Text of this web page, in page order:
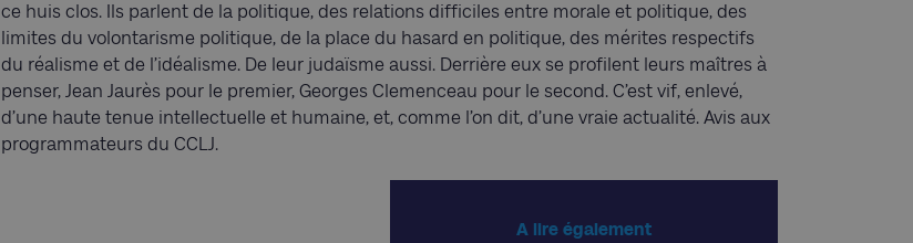
ce huis clos. Ils parlent de la politique, des relations difficiles entre morale et politique, des
limites du volontarisme politique, de la place du hasard en politique, des mérites respectifs
du réalisme et de l’idéalisme. De leur judaïsme aussi. Derrière eux se profilent leurs maîtres à
penser, Jean Jaurès pour le premier, Georges Clemenceau pour le second. C’est vif, enlevé,
d’une haute tenue intellectuelle et humaine, et, comme l’on dit, d’une vraie actualité. Avis aux
programmateurs du CCLJ.
A lire également